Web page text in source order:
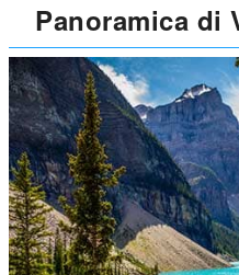
Panoramica di